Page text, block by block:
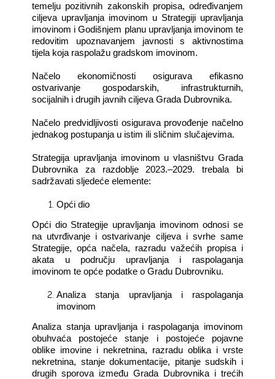
temelju pozitivnih zakonskih propisa, određivanjem
ciljeva upravljanja imovinom u Strategiji upravljanja
imovinom i Godišnjem planu upravljanja imovinom te
redovitim upoznavanjem javnosti s aktivnostima
tijela koja raspolažu gradskom imovinom.
Načelo ekonomičnosti osigurava efikasno
ostvarivanje gospodarskih, infrastrukturnih,
socijalnih i drugih javnih ciljeva Grada Dubrovnika.
Načelo predvidljivosti osigurava provođenje načelno
jednakog postupanja u istim ili sličnim slučajevima.
Strategija upravljanja imovinom u vlasništvu Grada
Dubrovnika za razdoblje 2023.–2029. trebala bi
sadržavati sljedeće elemente:
Opći dio
Opći dio Strategije upravljanja imovinom odnosi se
na utvrđivanje i ostvarivanje ciljeva i svrhe same
Strategije, opća načela, razradu važećih propisa i
akata u području upravljanja i raspolaganja
imovinom te opće podatke o Gradu Dubrovniku.
Analiza stanja upravljanja i raspolaganja
imovinom
Analiza stanja upravljanja i raspolaganja imovinom
obuhvaća postojeće stanje i postojeće pojavne
oblike imovine i nekretnina, razradu oblika i vrste
nekretnina, stanje dokumentacije, pitanje sudskih i
drugih sporova između Grada Dubrovnika i trećih